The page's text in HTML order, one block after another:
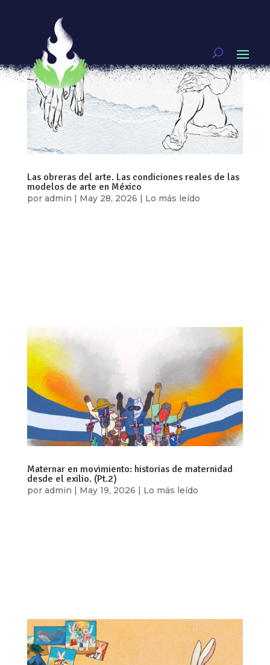
Las obreras del arte. Las condiciones reales de las
modelos de arte en México
por admin | May 28, 2026 | Lo más leído
Maternar en movimiento: historias de maternidad
desde el exilio. (Pt.2)
por admin | May 19, 2026 | Lo más leído